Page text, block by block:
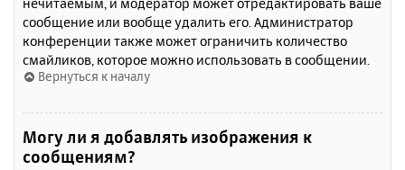
сообщение или вообще удалить его. Администратор
конференции также может ограничить количество
смайликов, которое можно использовать в сообщении.
Вернуться к началу
Могу ли я добавлять изображения к
сообщениям?